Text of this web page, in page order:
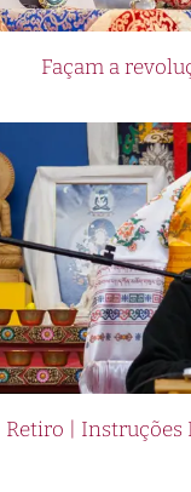
Façam a
Retiro | Instruções